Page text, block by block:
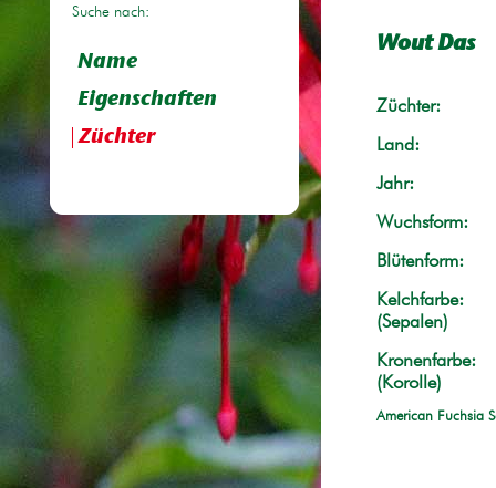
Suche nach:
Name
Eigenschaften
Züchter
Wout Das
Züchter:
Land:
Jahr:
Wuchsform:
Blütenform:
Kelchfarbe:
(Sepalen)
Kronenfarbe:
(Korolle)
American Fuchsia